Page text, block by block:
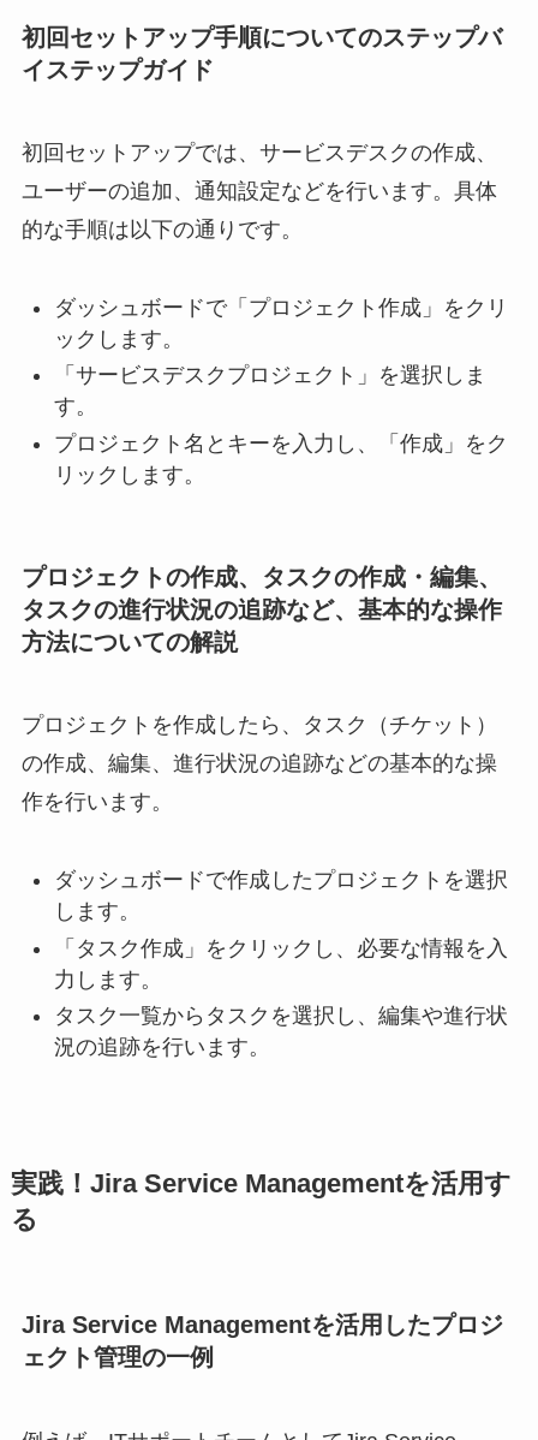
初回セットアップ手順についてのステップバ
イステップガイド
初回セットアップでは、サービスデスクの作成、
ユーザーの追加、通知設定などを行います。具体
的な手順は以下の通りです。
ダッシュボードで「プロジェクト作成」をクリ
ックします。
「サービスデスクプロジェクト」を選択しま
す。
プロジェクト名とキーを入力し、「作成」をク
リックします。
プロジェクトの作成、タスクの作成・編集、
タスクの進行状況の追跡など、基本的な操作
方法についての解説
プロジェクトを作成したら、タスク（チケット）
の作成、編集、進行状況の追跡などの基本的な操
作を行います。
ダッシュボードで作成したプロジェクトを選択
します。
「タスク作成」をクリックし、必要な情報を入
力します。
タスク一覧からタスクを選択し、編集や進行状
況の追跡を行います。
実践！Jira Service Managementを活用す
る
Jira Service Managementを活用したプロジ
ェクト管理の一例